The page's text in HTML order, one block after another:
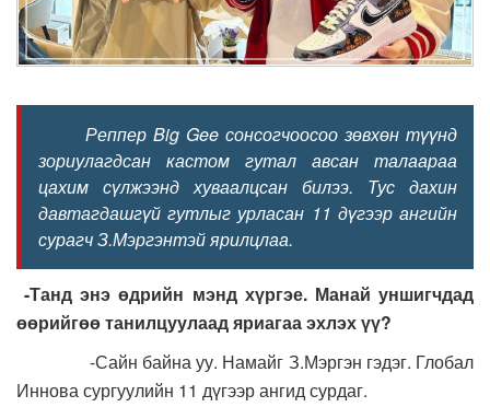
Реппер Big Gee сонсогчоосоо зөвхөн түүнд
зориулагдсан кастом гутал авсан талаараа
цахим сүлжээнд хуваалцсан билээ. Тус дахин
давтагдашгүй гутлыг урласан 11 дүгээр ангийн
сурагч З.Мэргэнтэй ярилцлаа.
-Танд энэ өдрийн мэнд хүргэе. Манай уншигчдад
өөрийгөө танилцуулаад яриагаа эхлэх үү?
-Сайн байна уу. Намайг З.Мэргэн гэдэг. Глобал
Иннова сургуулийн 11 дүгээр ангид сурдаг.